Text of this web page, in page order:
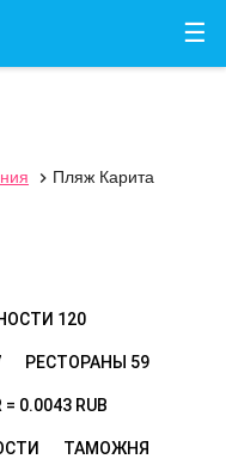
☰
 Пляж Карита
120
РЕСТОРАНЫ 59
= 0.0043 RUB
ТАМОЖНЯ